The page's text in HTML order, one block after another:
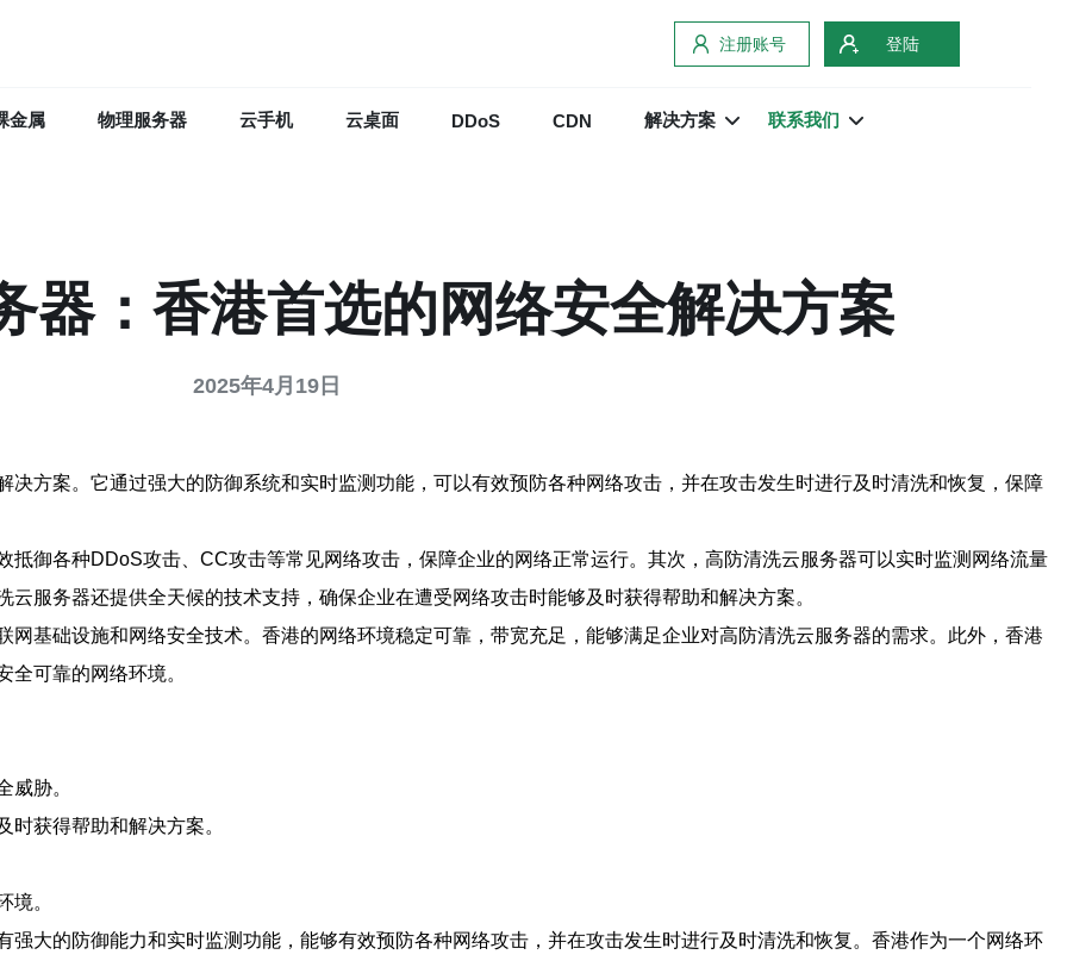
注册账号 登陆
金属 物理服务器 云手机 云桌面 DDoS CDN 解决方案 联系我们
器：香港首选的网络安全解决方案
2025年4月19日
方案。它通过强大的防御系统和实时监测功能，可以有效预防各种网络攻击，并在攻击发生时进行及时清洗和恢复，保障
御各种DDoS攻击、CC攻击等常见网络攻击，保障企业的网络正常运行。其次，高防清洗云服务器可以实时监测网络流量
服务器还提供全天候的技术支持，确保企业在遭受网络攻击时能够及时获得帮助和解决方案。
基础设施和网络安全技术。香港的网络环境稳定可靠，带宽充足，能够满足企业对高防清洗云服务器的需求。此外，香港
可靠的网络环境。
威胁。
获得帮助和解决方案。
境。
大的防御能力和实时监测功能，能够有效预防各种网络攻击，并在攻击发生时进行及时清洗和恢复。香港作为一个网络环